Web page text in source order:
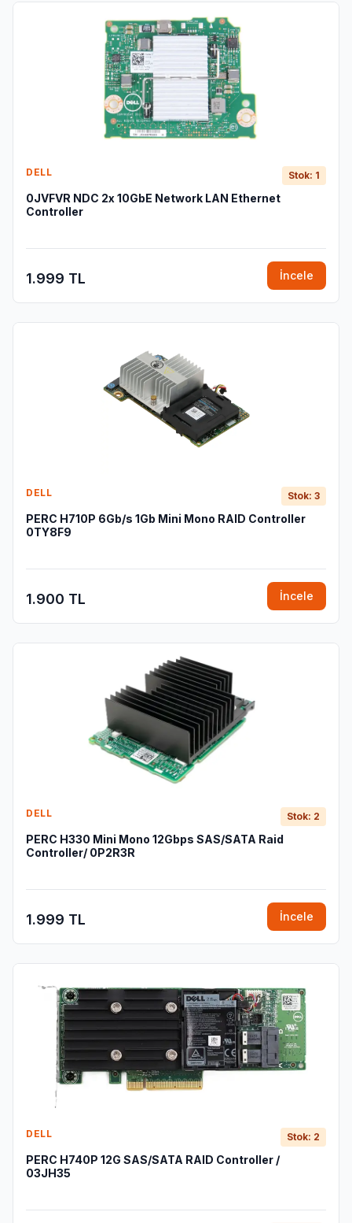
DELL Stok: 1
0JVFVR NDC 2x 10GbE Network LAN Ethernet
Controller
1.999 TL İncele
DELL Stok: 3
PERC H710P 6Gb/s 1Gb Mini Mono RAID Controller
0TY8F9
1.900 TL İncele
DELL Stok: 2
PERC H330 Mini Mono 12Gbps SAS/SATA Raid
Controller/ 0P2R3R
1.999 TL İncele
DELL Stok: 2
PERC H740P 12G SAS/SATA RAID Controller /
03JH35